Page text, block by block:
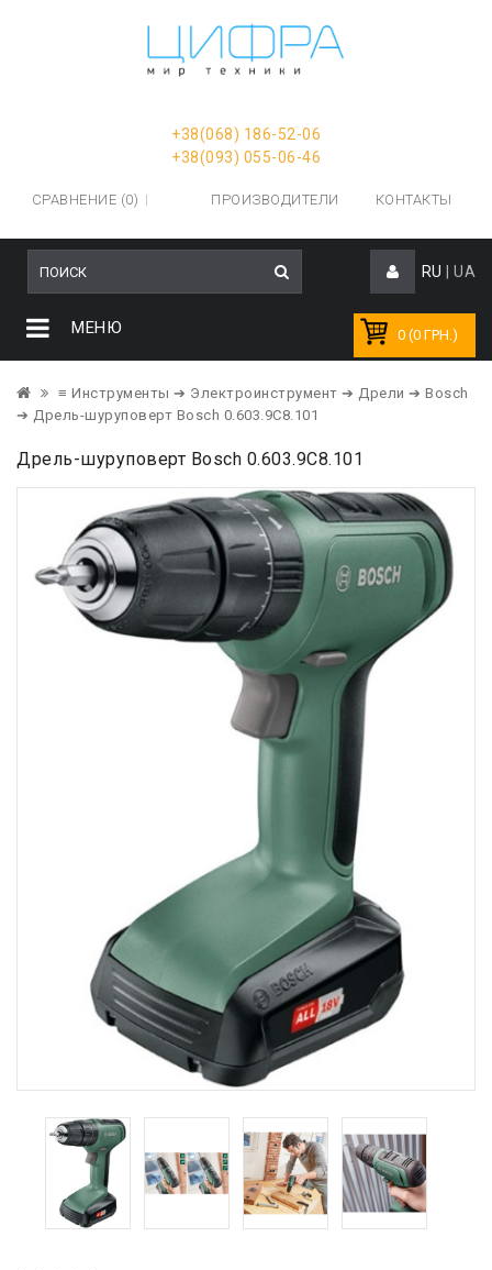
+38(068) 186-52-06
+38(093) 055-06-46
СРАВНЕНИЕ (0) ПРОИЗВОДИТЕЛИ КОНТАКТЫ
RU UA
0 (0 ГРН.)
МЕНЮ
≡ Инструменты ➔ Электроинструмент ➔ Дрели ➔ Bosch
➔ Дрель-шуруповерт Bosch 0.603.9C8.101
Дрель-шуруповерт Bosch 0.603.9C8.101